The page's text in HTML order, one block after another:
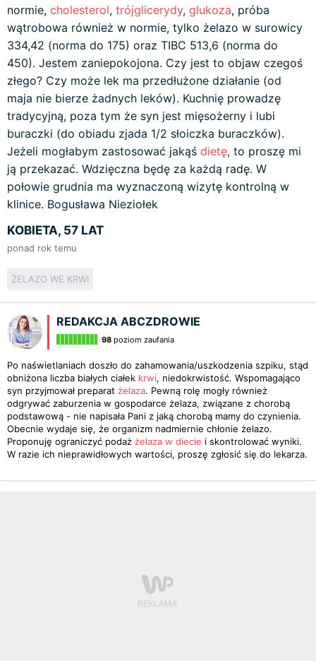
normie, cholesterol, trójglicerydy, glukoza, próba
wątrobowa również w normie, tylko żelazo w surowicy
334,42 (norma do 175) oraz TIBC 513,6 (norma do
450). Jestem zaniepokojona. Czy jest to objaw czegoś
złego? Czy może lek ma przedłużone działanie (od
maja nie bierze żadnych leków). Kuchnię prowadzę
tradycyjną, poza tym że syn jest mięsożerny i lubi
buraczki (do obiadu zjada 1/2 słoiczka buraczków).
Jeżeli mogłabym zastosować jakąś dietę, to proszę mi
ją przekazać. Wdzięczna będę za każdą radę. W
połowie grudnia ma wyznaczoną wizytę kontrolną w
klinice. Bogusława Nieziołek
KOBIETA, 57 LAT
ponad rok temu
ŻELAZO WE KRWI
REDAKCJA ABCZDROWIE
98 poziom zaufania
Po naświetlaniach doszło do zahamowania/uszkodzenia szpiku, stąd
obniżona liczba białych ciałek krwi, niedokrwistość. Wspomagająco
syn przyjmował preparat żelaza. Pewną rolę mogły również
odgrywać zaburzenia w gospodarce żelaza, związane z chorobą
podstawową - nie napisała Pani z jaką chorobą mamy do czynienia.
Obecnie wydaje się, że organizm nadmiernie chłonie żelazo.
Proponuję ograniczyć podaż żelaza w diecie i skontrolować wyniki.
W razie ich nieprawidłowych wartości, proszę zgłosić się do lekarza.